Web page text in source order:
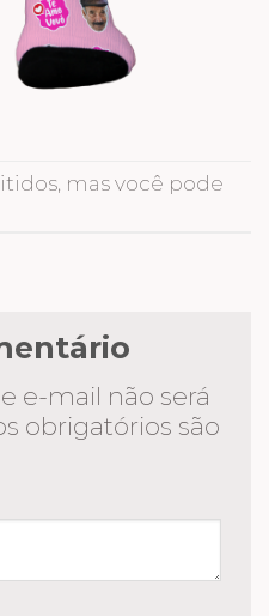
mas você pode
e-mail não será
obrigatórios são